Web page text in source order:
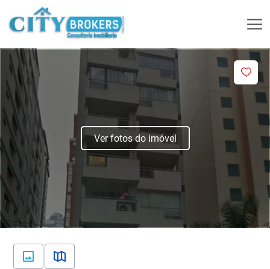
Ver fotos do imóvel